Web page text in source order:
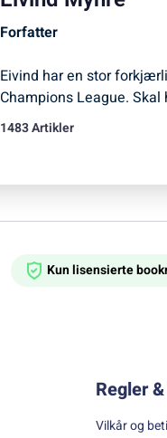
Forfatter
Eivind har en stor
Champions League.
1483 Artikler
Kun lisensierte
Regler
Vilkår og